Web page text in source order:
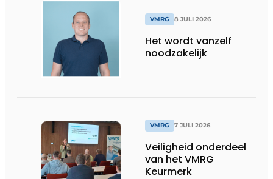
VMRG 8 JULI 2026
Het wordt vanzelf
noodzakelijk
VMRG 7 JULI 2026
Veiligheid onderdeel
van het VMRG
Keurmerk